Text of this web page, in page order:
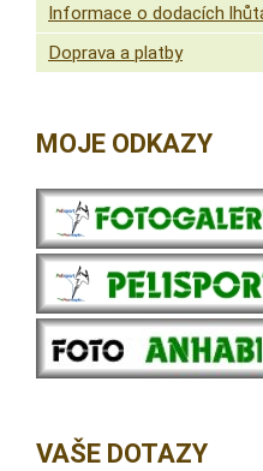
Informace o dodacích
Doprava a platby
MOJE ODKAZY
VAŠE DOTAZY